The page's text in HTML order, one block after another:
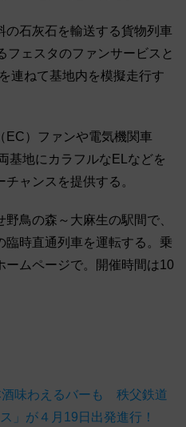
の石灰石を輸送する貨物列車
フェスタのファンサービスと
連ねて基地内を模擬走行す
EC）ファンや電気機関車
基地にカラフルなELなどを
ャンスを提供する。
鳥の森～大麻生の駅間で、
臨時直通列車を運転する。乗
ームページで。開催時間は10
酒味わえるバーも 秩父鉄道
」が４月19日出発進行！